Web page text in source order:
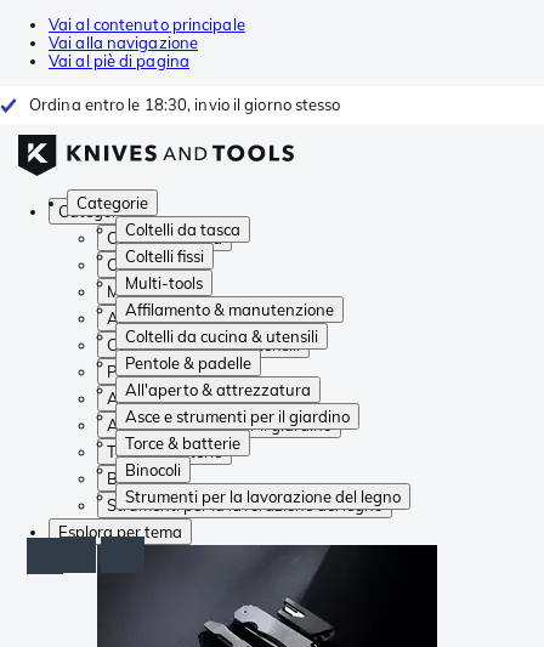
Vai al contenuto principale
Vai alla navigazione
Vai al piè di pagina
Ordina entro le 18:30, invio il giorno stesso
Categorie
Coltelli da tasca
Coltelli fissi
Multi-tools
Affilamento & manutenzione
Coltelli da cucina & utensili
Pentole & padelle
All'aperto & attrezzatura
Asce e strumenti per il giardino
Torce & batterie
Binocoli
Strumenti per la lavorazione del legno
Categorie
Coltelli da tasca
Coltelli fissi
Multi-tools
Affilamento & manutenzione
Coltelli da cucina & utensili
Pentole & padelle
All'aperto & attrezzatura
Asce e strumenti per il giardino
Torce & batterie
Binocoli
Strumenti per la lavorazione del legno
Esplora per tema